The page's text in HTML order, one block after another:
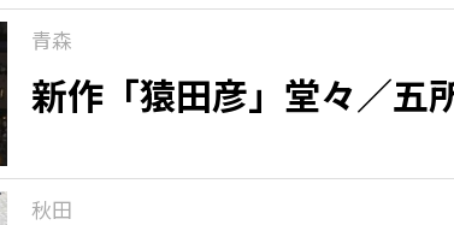
青森
新作「猿田彦」堂々／五
秋田